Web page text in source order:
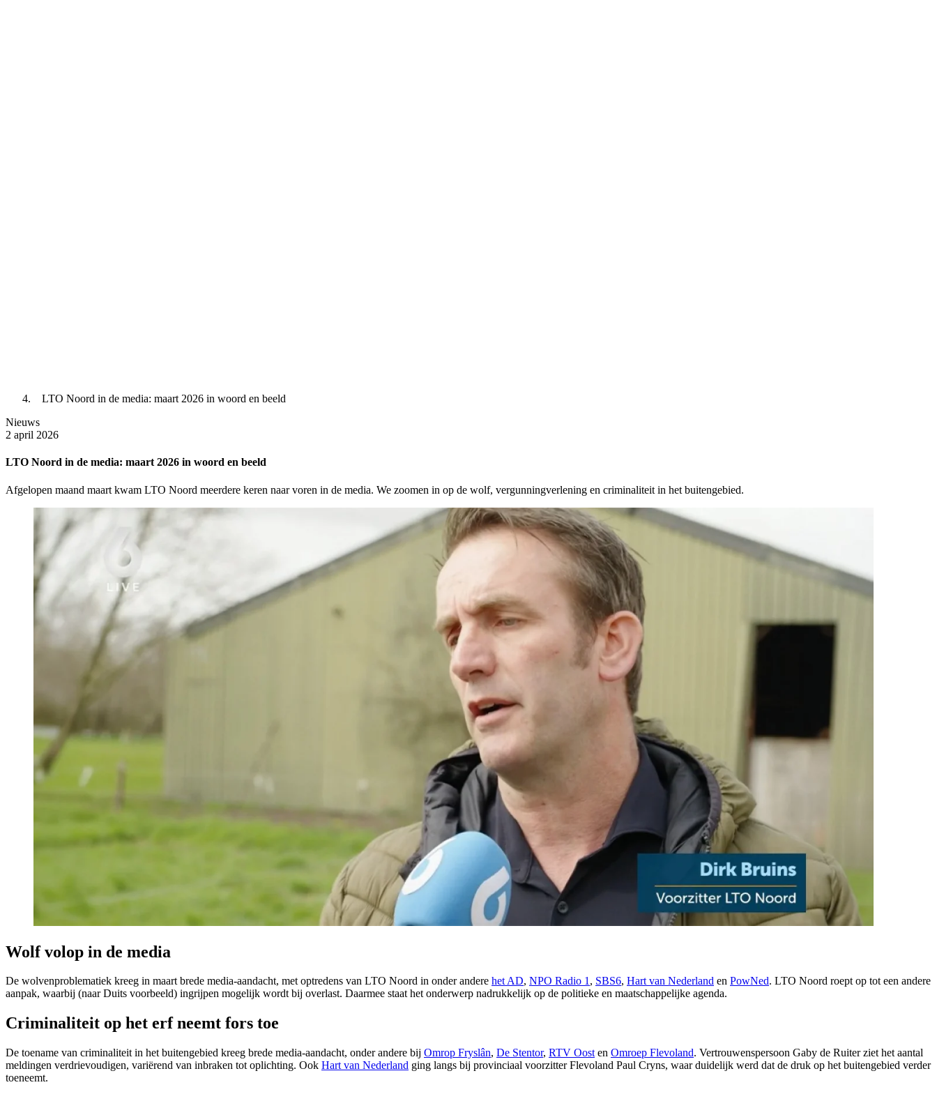
LTO Noord in de media: maart 2026 in woord en beeld
Nieuws
2 april 2026
LTO Noord in de media: maart 2026 in woord en beeld
Afgelopen maand maart kwam LTO Noord meerdere keren naar voren in de media. We zoomen in op de wolf, vergunningverlening en criminaliteit in het buitengebied.
Wolf volop in de media
De wolvenproblematiek kreeg in maart brede media-aandacht, met optredens van LTO Noord in onder andere het AD, NPO Radio 1, SBS6, Hart van Nederland en PowNed. LTO Noord roept op tot een andere
aanpak, waarbij (naar Duits voorbeeld) ingrijpen mogelijk wordt bij overlast. Daarmee staat het onderwerp nadrukkelijk op de politieke en maatschappelijke agenda.
Criminaliteit op het erf neemt fors toe
De toename van criminaliteit in het buitengebied kreeg brede media-aandacht, onder andere bij Omrop Fryslân, De Stentor, RTV Oost en Omroep Flevoland. Vertrouwenspersoon Gaby de Ruiter ziet het aantal
meldingen verdrievoudigen, variërend van inbraken tot oplichting. Ook Hart van Nederland ging langs bij provinciaal voorzitter Flevoland Paul Cryns, waar duidelijk werd dat de druk op het buitengebied verder
toeneemt.